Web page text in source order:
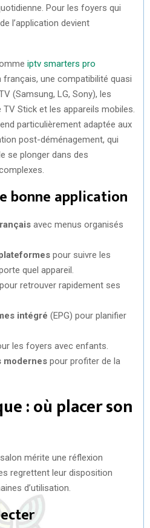
Pour les foyers qui
l’application devient
iptv smarters pro
une compatibilité quasi
(Samsung, LG, Sony), les
Stick et les appareils mobiles.
particulièrement adaptée aux
post-déménagement, qui
se plonger dans des
bonne application
avec menus organisés
pour suivre les
quel appareil.
pour retrouver rapidement ses
intégré (EPG) pour planifier
les foyers avec enfants.
modernes pour profiter de la
: où placer son
mérite une réflexion
regrettent leur disposition
d’utilisation.